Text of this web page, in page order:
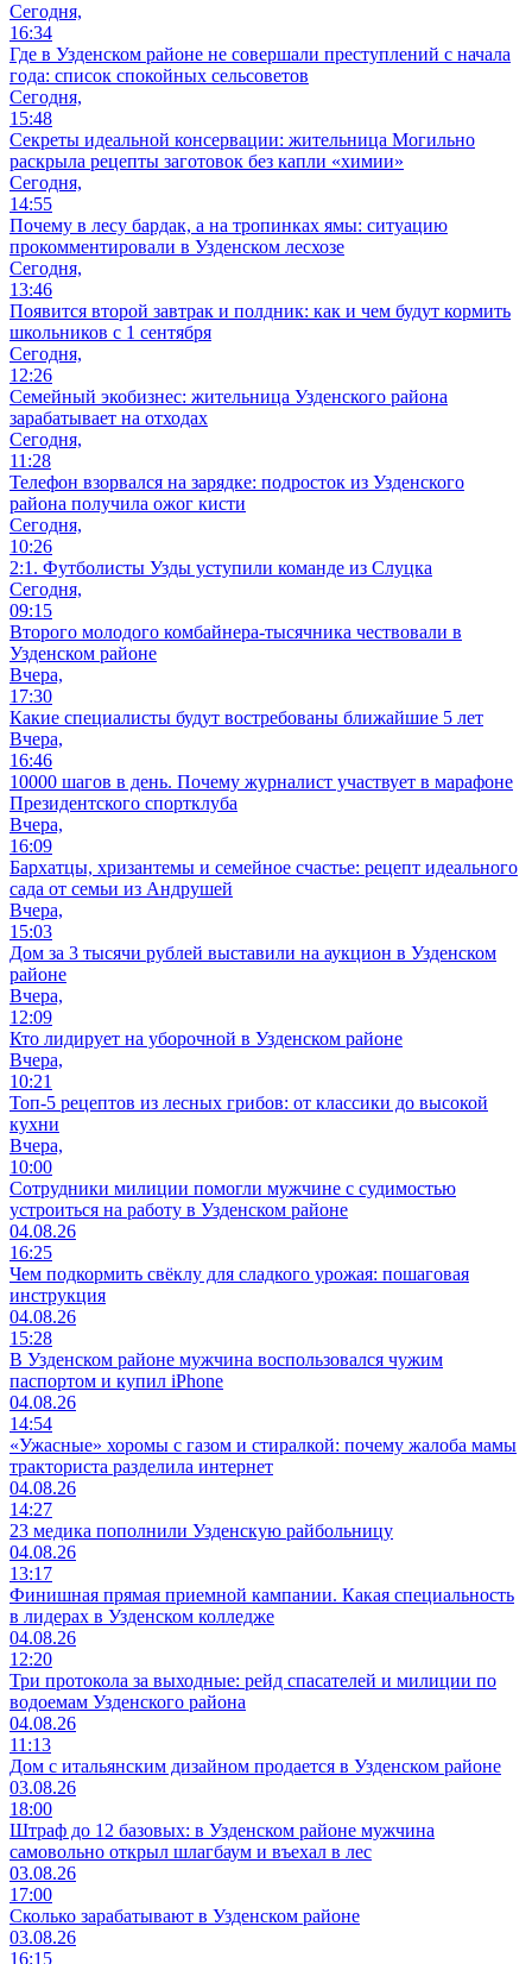
Сегодня,
16:34
Где в Узденском районе не совершали преступлений с начала
года: список спокойных сельсоветов
Сегодня,
15:48
Секреты идеальной консервации: жительница Могильно
раскрыла рецепты заготовок без капли «химии»
Сегодня,
14:55
Почему в лесу бардак, а на тропинках ямы: ситуацию
прокомментировали в Узденском лесхозе
Сегодня,
13:46
Появится второй завтрак и полдник: как и чем будут кормить
школьников с 1 сентября
Сегодня,
12:26
Семейный экобизнес: жительница Узденского района
зарабатывает на отходах
Сегодня,
11:28
Телефон взорвался на зарядке: подросток из Узденского
района получила ожог кисти
Сегодня,
10:26
2:1. Футболисты Узды уступили команде из Слуцка
Сегодня,
09:15
Второго молодого комбайнера-тысячника чествовали в
Узденском районе
Вчера,
17:30
Какие специалисты будут востребованы ближайшие 5 лет
Вчера,
16:46
10000 шагов в день. Почему журналист участвует в марафоне
Президентского спортклуба
Вчера,
16:09
Бархатцы, хризантемы и семейное счастье: рецепт идеального
сада от семьи из Андрушей
Вчера,
15:03
Дом за 3 тысячи рублей выставили на аукцион в Узденском
районе
Вчера,
12:09
Кто лидирует на уборочной в Узденском районе
Вчера,
10:21
Топ-5 рецептов из лесных грибов: от классики до высокой
кухни
Вчера,
10:00
Сотрудники милиции помогли мужчине с судимостью
устроиться на работу в Узденском районе
04.08.26
16:25
Чем подкормить свёклу для сладкого урожая: пошаговая
инструкция
04.08.26
15:28
В Узденском районе мужчина воспользовался чужим
паспортом и купил iPhone
04.08.26
14:54
«Ужасные» хоромы с газом и стиралкой: почему жалоба мамы
тракториста разделила интернет
04.08.26
14:27
23 медика пополнили Узденскую райбольницу
04.08.26
13:17
Финишная прямая приемной кампании. Какая специальность
в лидерах в Узденском колледже
04.08.26
12:20
Три протокола за выходные: рейд спасателей и милиции по
водоемам Узденского района
04.08.26
11:13
Дом с итальянским дизайном продается в Узденском районе
03.08.26
18:00
Штраф до 12 базовых: в Узденском районе мужчина
самовольно открыл шлагбаум и въехал в лес
03.08.26
17:00
Сколько зарабатывают в Узденском районе
03.08.26
16:15